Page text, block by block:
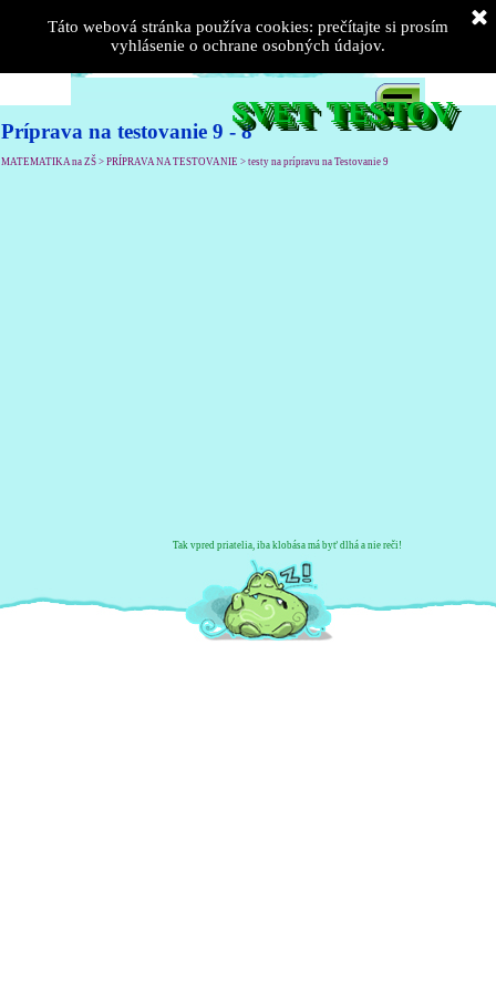
Táto webová stránka používa cookies: prečítajte si prosím
vyhlásenie o ochrane osobných údajov.
TESTOKAZI
SVET  TESTOV
Príprava na testovanie 9 - 8
MATEMATIKA na ZŠ > PRÍPRAVA NA TESTOVANIE > testy na prípravu na Testovanie 9
Tak vpred priatelia, iba klobása má byť dlhá a nie reči!